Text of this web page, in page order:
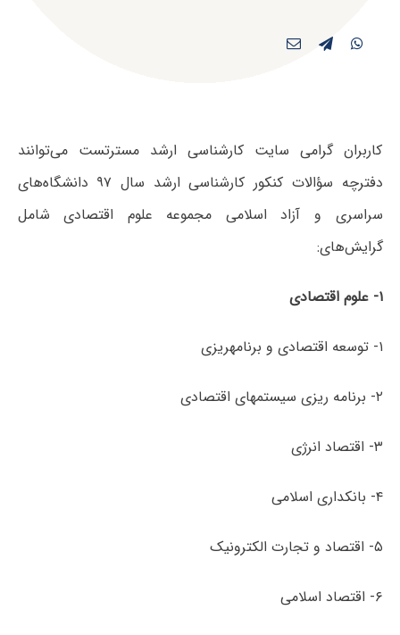
کاربران گرامی سایت کارشناسی ارشد مسترتست می‌توانند
دفترچه سؤالات کنکور کارشناسی ارشد سال ۹۷ دانشگاه‌های
سراسری و آزاد اسلامی مجموعه علوم اقتصادی شامل
گرایش‌های:
۱- علوم اقتصادی
۱- توسعه اقتصادی و برنامه­ریزی
۲- برنامه­ ریزی سیستم­های اقتصادی
۳- اقتصاد انرژی
۴- بانکداری اسلامی
۵- اقتصاد و تجارت الکترونیک
۶- اقتصاد اسلامی